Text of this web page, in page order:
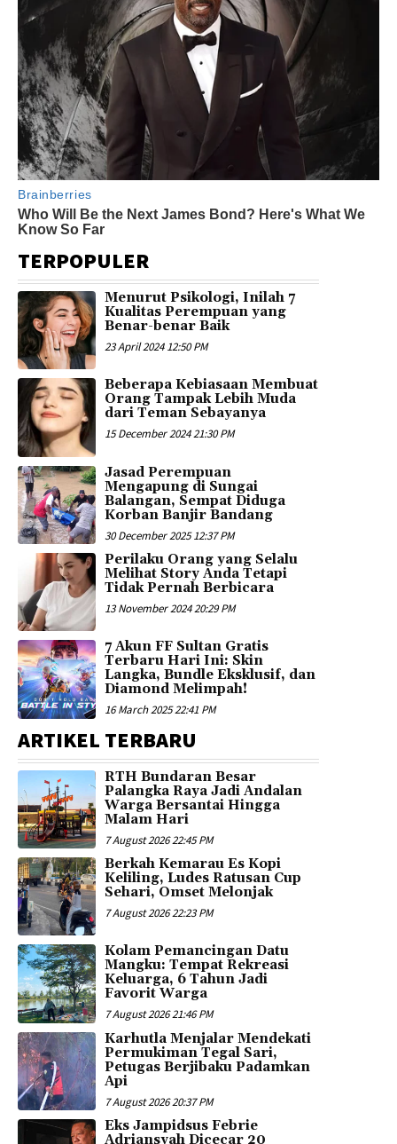
TERPOPULER
Menurut Psikologi, Inilah 7
Kualitas Perempuan yang
Benar-benar Baik
23 April 2024 12:50 PM
Beberapa Kebiasaan Membuat
Orang Tampak Lebih Muda
dari Teman Sebayanya
15 December 2024 21:30 PM
Jasad Perempuan
Mengapung di Sungai
Balangan, Sempat Diduga
Korban Banjir Bandang
30 December 2025 12:37 PM
Perilaku Orang yang Selalu
Melihat Story Anda Tetapi
Tidak Pernah Berbicara
13 November 2024 20:29 PM
7 Akun FF Sultan Gratis
Terbaru Hari Ini: Skin
Langka, Bundle Eksklusif, dan
Diamond Melimpah!
16 March 2025 22:41 PM
ARTIKEL TERBARU
RTH Bundaran Besar
Palangka Raya Jadi Andalan
Warga Bersantai Hingga
Malam Hari
7 August 2026 22:45 PM
Berkah Kemarau Es Kopi
Keliling, Ludes Ratusan Cup
Sehari, Omset Melonjak
7 August 2026 22:23 PM
Kolam Pemancingan Datu
Mangku: Tempat Rekreasi
Keluarga, 6 Tahun Jadi
Favorit Warga
7 August 2026 21:46 PM
Karhutla Menjalar Mendekati
Permukiman Tegal Sari,
Petugas Berjibaku Padamkan
Api
7 August 2026 20:37 PM
Eks Jampidsus Febrie
Adriansyah Dicecar 20